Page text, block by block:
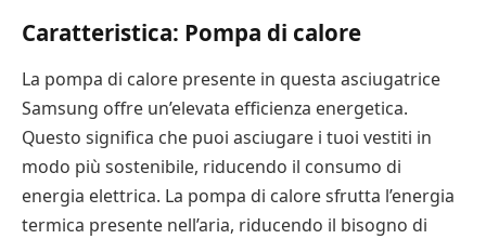
Caratteristica: Pompa di calore
La pompa di calore presente in questa asciugatrice
Samsung offre un’elevata efficienza energetica.
Questo significa che puoi asciugare i tuoi vestiti in
modo più sostenibile, riducendo il consumo di
energia elettrica. La pompa di calore sfrutta l’energia
termica presente nell’aria, riducendo il bisogno di